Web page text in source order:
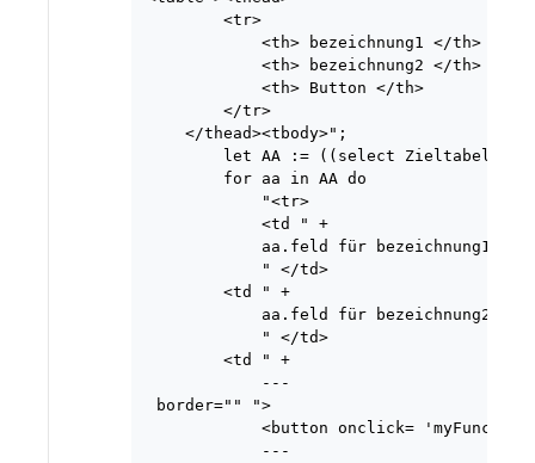
        <tr>
            <th> bezeichnung1 </th>
            <th> bezeichnung2 </th>
            <th> Button </th>
        </tr>
    </thead><tbody>";
let AA := ((select Zieltabelle)
        for aa in AA do
            "<tr>
            <td " +
            aa.feld für bezeichnung1 +
            " </td>
        <td " +
            aa.feld für bezeichnung2 +
            " </td>
        <td " +
            ---
border="" ">
<button onclick=
            ---